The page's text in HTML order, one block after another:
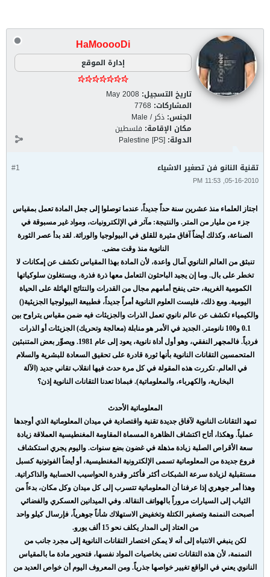
HaMooooDi
إدارة الموقع
تاريخ التسجيل: May 2008
المشاركات: 7768
الجنس: ذكر / Male
مكان الإقامة: فلسطين
الدولة: Palestine [PS]
#1 تقنية النانو فن تصغير الاشياء
05-16-2010, 11:53 PM
اجتاز العلماء منذ عشرين سنة حداً جديداً، عندما توصلوا إلى جعل المادة تعمل بمقياس
جزء من مليار من المتر. والنتيجة: مآثر في الإلكترونيات، ومواد غير مسبوقة في
الصناعة، وكذلك أيضاً آفاق مثيرة للقلق في البيولوجيا والوراثة. لقد بدأ عصر الثورة
النانوية منذ وقت مضى.
تنبثق من العالم النانوي آمال واعدة، لأن المادة بهذا المقياس تكشف عن إمكانات لا
تخطر على بال. وما إن يجيد الباحثون التعامل معها ذرة فذرة، ويستغلون سلوكياتها
الكمومية الغريبة، حتى ينفح أمامهم مجال من القدرات والنتائج الهائلة على الحياة
اليومية. ومع ذلك، فليست العلوم النانوية أمراً جديداً، فطبيعة البيولوجيا الجزيئية()
والكيمياء تكشف عن عالم نانوي تعمل الذرات والجزيئات فيه ضمن مقياس يتراوح بين
0.1 و100 نانومتر. الجديد في الأمر هو منابلة (معالجة وتحريك) الجزيئات أو الذرات
فردياً. فالمجهر النفقي، وهو أول أداة نانوية، يعود إلى عام 1981. ويصوِّر بعض المتنبئين
المتحمسين التقانات النانوية بأنها ثورة قادرة على تحقيق السعادة للبشرية والسلام
في العالم. تكررت هذه المقولة في كل مرة حدث فيها انقلاب تقاني جديد (الآلة
البخارية، والكهرباء، والمعلوماتية). فبماذا تعدنا التقانات النانوية إذن؟
المعلوماتية الأحدث
تمهد التقانات النانوية لآفاق جديدة تقنية واقتصادية في ميدان المعلوماتية الذي أوجدها
عملياً. وهكذا، أتاح اكتشاف الظاهرة المسماة المقاومة المغنطيسية العملاقة زيادة
سعة الأقراص الصلبة زيادة مذهلة في غضون بضع سنوات. واليوم يجري استكشاف
فروع جديدة من المعلوماتية تسمى الإلكترونية المغنطيسية، أو أيضاً الفوتونية كسبل
مستقبلية لزيادة سرعة الشبكات أكثر فأكثر وقدرة الحواسيب الحسابية والذاكراتية.
وهذا أمر جوهري إذا عرفنا أن المعلوماتية تتسرب إلى كل ميدان وكل مكان، بدءاً من
الثياب إلى السيارات مروراً بالهواتف النقالة. وفي الميدانين العسكري والفضائي
أصبحت النمنمة وتصغير الكتلة وتخفيض الاستهلاك شأناً جوهرياً، فإرسال كيلو واحد
من العتاد إلى المدار يكلف نحو 15 ألف يورو.
لكن ينبغي الانتباه إلى أنه لا يمكن اختصار التقانات النانوية إلى مجرد جانب من
النمنمة، لأن هذه التقانات تعنى بخاصيات المواد نفسها، فتحوير مادة ما بالمقياس
النانوي يعني في الواقع تغيير خواصها جذرياً. ومن المعروف اليوم أن خواص العديد من